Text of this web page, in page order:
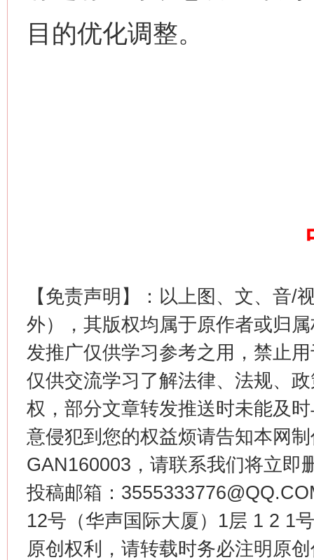
目的优化调整。
【免责声明】：以上图、文、音/
外），其版权均属于原作者或归
发推广仅供学习参考之用，禁止
仅供交流学习了解法律、法规、
权，部分文章转发推送时未能及
意侵犯到您的权益烦请告知本网
GAN160003，请联系我们将立即
投稿邮箱：
12号（华声国际大厦）1层 1 2 1
原创权利，请转载时务必注明原
在谋一域中谋全局
今